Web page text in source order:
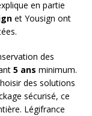
en partie
et Yousign ont
des
5 ans minimum.
des solutions
sécurisé, ce
Légifrance